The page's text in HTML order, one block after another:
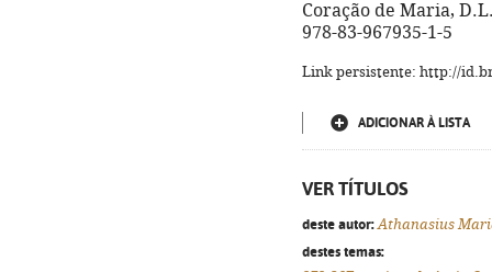
Coração de Maria,
978-83-967935-1-5
Link persistente: http://
ADICIONAR À LISTA
VER TÍTULOS
deste autor: Athanasius
destes temas: